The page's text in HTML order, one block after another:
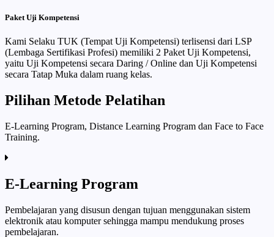
Paket Uji Kompetensi
Kami Selaku TUK (Tempat Uji Kompetensi) terlisensi dari LSP
(Lembaga Sertifikasi Profesi) memiliki 2 Paket Uji Kompetensi,
yaitu Uji Kompetensi secara Daring / Online dan Uji Kompetensi
secara Tatap Muka dalam ruang kelas.
Pilihan Metode Pelatihan
E-Learning Program, Distance Learning Program dan Face to Face
Training.
E-Learning Program
Pembelajaran yang disusun dengan tujuan menggunakan sistem
elektronik atau komputer sehingga mampu mendukung proses
pembelajaran.